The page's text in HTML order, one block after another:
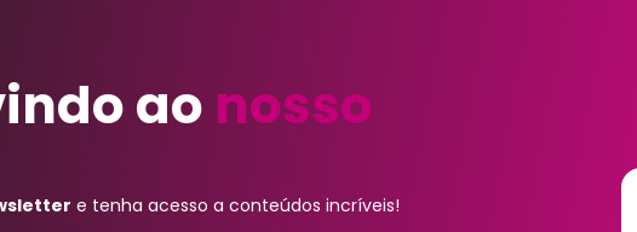
ao nosso
e tenha acesso a conteúdos incríveis!